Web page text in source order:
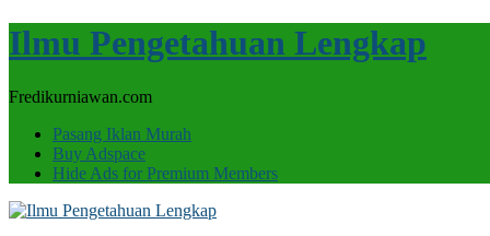
Ilmu Pengetahuan Lengkap
Fredikurniawan.com
Pasang Iklan Murah
Buy Adspace
Hide Ads for Premium Members